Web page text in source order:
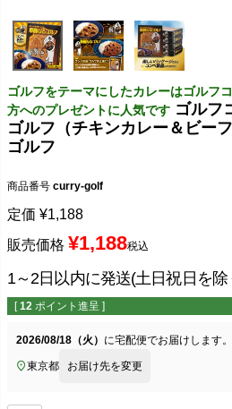
ゴルフをテーマにしたカレーはゴルフ
方へのプレゼントに人気です ゴルフ
ゴルフ（チキンカレー＆ビー
ゴルフ
商品番号 curry-golf
定価 ¥1,188
販売価格 ¥1,188税込
1～2日以内に発送(土日祝日を除
[ 12 ポイント進呈 ]
2026/08/18（火） に宅配便でお届けします。
東京都 お届け先を変更